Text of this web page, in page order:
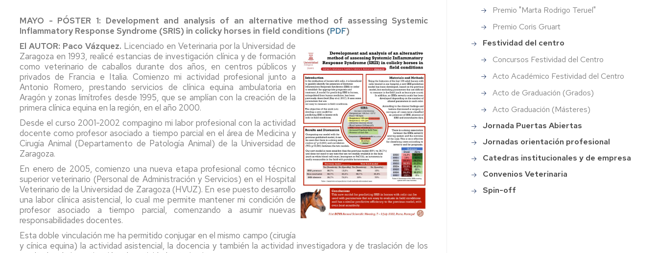
y
Decanos
Coordinadores
de
Titulaciones
Consejo
de
Facultad
Informes
Gestión
Departamentos
órganos
y
comisiones
Elecciones
Normativa
del
Centro
Calidad
de
las
del
Centro
Delegación
Estudiantes
Consejo
Estudiantes
UZ
Asociaciones
Area
Personal
Tutorización
Estudiantes
Información
estudiantes
nuevo
ingreso
Agroalimentaria
y
del
Medio
Rural
Grado
en
Veterinaria
Plan
Estudios
Instalaciones
Información
sobre
Información
sobre
asignaturas
asignaturas
Veterinaria
Grado
en
Ciencia
de
los
Alimentos
Plan
Estudios
Información
sobre
la
titulación
sobre
asignaturas
Másteres
Información
los
Másteres
Estudios
y
ayudas
al
estudio
Encuestas
Solicitud
y
recogida
Titulo
y
del
Reconocimiento
de
créditos
a
Grado
de
Estudiantes
Comisión
del
Programa
de
Ayudas
para
Prácticas
de
Cooperación
Coordinador
Enlaces
de
interés
Internacionales
de
sociales
Enlaces
interés
de
Seguridad
Información
General
sobre
Riesgos
y
Seguridad
y
Normativa
Protocolos
Específicos
Facultad
de
Veterinaria
Seguro
Actuaciones
Conserjería
Reprografía
Secretaría
Decanato
en
animales
Análisis
de
Piensos
y
Materias
Primas
Diseño
y
seguimiento
de
planes
de
Hospital
Premios
Premio
"Marta
Teruel"
Premio
Coris
del
centro
Festividad
Centro
Académico
Festividad
Centro
Acto
de
Graduación
(Grados)
Acto
Jornada
Abiertas
Jornadas
orientación
Catedras
empresa
energético
Instituciones
Veterinarias
Organizaciones
Veterinarias
Asociaciones
y
profesionales
veterinarias
científicas
y
profesionales
CTA
MAYO - PÓSTER 1: Development and analysis of an alternative method of assessing Systemic
Inflammatory Response Syndrome (SRIS) in colicky horses in field conditions (PDF)
El AUTOR: Paco Vázquez. Licenciado en Veterinaria por la Universidad de
Zaragoza en 1993, realicé estancias de investigación clínica y de formación
como veterinario de caballos durante dos años, en centros públicos y
privados de Francia e Italia. Comienzo mi actividad profesional junto a
Antonio Romero, prestando servicios de clínica equina ambulatoria en
Aragón y zonas limítrofes desde 1995, que se amplían con la creación de la
primera clínica equina en la región, en el año 2000.
Desde el curso 2001-2002 compagino mi labor profesional con la actividad
docente como profesor asociado a tiempo parcial en el área de Medicina y
Cirugía Animal (Departamento de Patología Animal) de la Universidad de
Zaragoza.
En enero de 2005, comienzo una nueva etapa profesional como técnico
superior veterinario (Personal de Administración y Servicios) en el Hospital
Veterinario de la Universidad de Zaragoza (HVUZ). En ese puesto desarrollo
una labor clínica asistencial, lo cual me permite mantener mi condición de
profesor asociado a tiempo parcial, comenzando a asumir nuevas
responsabilidades docentes.
Esta doble vinculación me ha permitido conjugar en el mismo campo (cirugía
y cínica equina) la actividad asistencial, la docencia y también la actividad investigadora y de traslación de los
Premio "Marta Rodrigo Teruel"
Premio Coris Gruart
Festividad del centro
Concursos Festividad del Centro
Acto Académico Festividad del Centro
Acto de Graduación (Grados)
Acto Graduación (Másteres)
Jornada Puertas Abiertas
Jornadas orientación profesional
Catedras institucionales y de empresa
Convenios Veterinaria
Spin-off